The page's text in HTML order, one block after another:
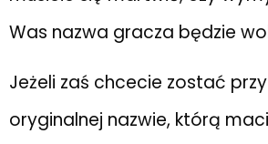
Was nazwa gracza będzie
Jeżeli zaś chcecie zostać
oryginalnej nazwie, którą